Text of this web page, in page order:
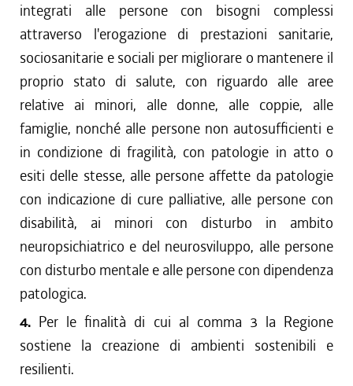
integrati alle persone con bisogni complessi
attraverso l'erogazione di prestazioni sanitarie,
sociosanitarie e sociali per migliorare o mantenere il
proprio stato di salute, con riguardo alle aree
relative ai minori, alle donne, alle coppie, alle
famiglie, nonché alle persone non autosufficienti e
in condizione di fragilità, con patologie in atto o
esiti delle stesse, alle persone affette da patologie
con indicazione di cure palliative, alle persone con
disabilità, ai minori con disturbo in ambito
neuropsichiatrico e del neurosviluppo, alle persone
con disturbo mentale e alle persone con dipendenza
patologica.
4. Per le finalità di cui al comma 3 la Regione
sostiene la creazione di ambienti sostenibili e
resilienti.